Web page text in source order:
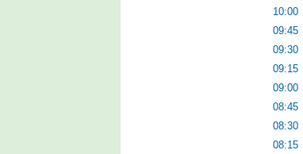
10:00
09:45
09:30
09:15
09:00
08:45
08:30
08:15